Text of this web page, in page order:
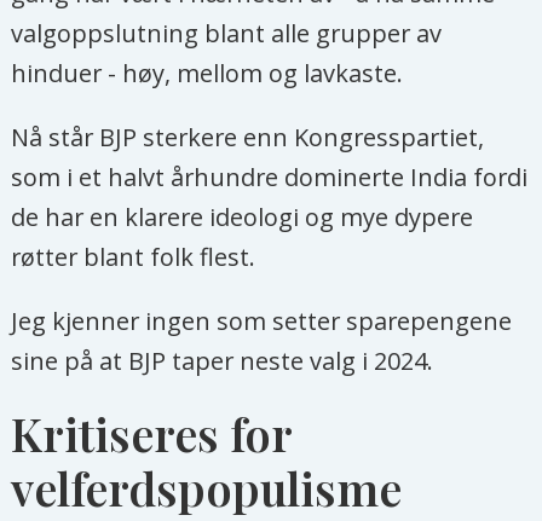
valgoppslutning blant alle grupper av
hinduer - høy, mellom og lavkaste.
Nå står BJP sterkere enn Kongresspartiet,
som i et halvt århundre dominerte India fordi
de har en klarere ideologi og mye dypere
røtter blant folk flest.
Jeg kjenner ingen som setter sparepengene
sine på at BJP taper neste valg i 2024.
Kritiseres for
velferdspopulisme